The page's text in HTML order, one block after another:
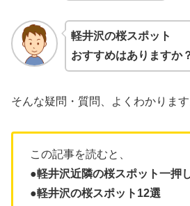
軽井沢の桜スポット
おすすめはありますか
そんな疑問・質問、よくわかります
この記事を読むと、
●軽井沢近隣の桜スポット一押
●軽井沢の桜スポット12選